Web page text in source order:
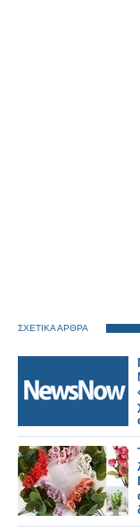
ΣΧΕΤΙΚΑ ΑΡΘΡΑ